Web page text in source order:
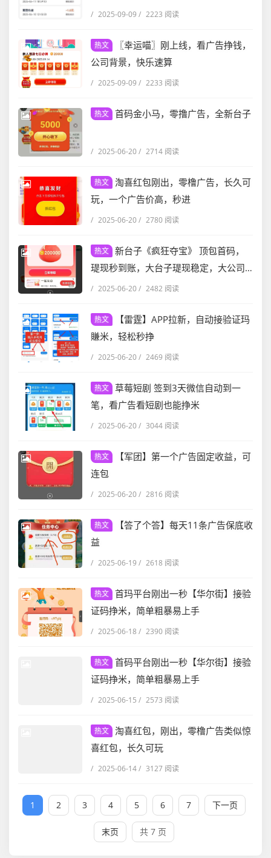
/ 2025-09-09 / 2223 阅读
热文
〖幸运喵〗刚上线，看广告挣钱，
公司背景，快乐速算
/ 2025-09-09 / 2233 阅读
热文 首码金小马，零撸广告，全新台子
/ 2025-06-20/ 2714 阅读
热文 淘喜红包刚出，零橹广告，长久可
玩，一个广告价高，秒进
/ 2025-06-20/ 2780 阅读
热文 新台子《疯狂夺宝》 顶包首码，
瑅现秒到账，大台子瑅现稳定，大公司
放心干
/ 2025-06-20/ 2482 阅读
热文
【雷霆】APP拉新，自动接验证玛
賺米，轻松秒挣
/ 2025-06-20/ 2469 阅读
热文 草莓短剧 签到3天微信自动到一
笔，看广告看短剧也能挣米
/ 2025-06-20/ 3044 阅读
热文
【军团】第一个广告固定收益，可
连包
/ 2025-06-20/ 2816 阅读
热文
【答了个答】每天11条广告保底收
益
/ 2025-06-19 / 2618 阅读
热文 首玛平台刚出一秒【华尔街】接验
证码挣米，简单粗暴易上手
/ 2025-06-18 / 2390 阅读
热文 首码平台刚出一秒【华尔街】接验
证码挣米，简单粗暴易上手
/ 2025-06-15 / 2573 阅读
热文 淘喜红包，刚出，零橹广告类似惊
喜红包，长久可玩
/ 2025-06-14/ 3127 阅读
1 2 3 4 5 6 7 下一页
末页 共 7 页